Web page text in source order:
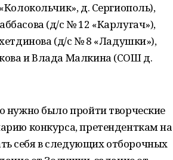
д. Сергиополь),
(д/с № 12 «Карлугач»),
(д/с № 8 «Ладушки»),
и Влада Малкина (СОШ д.
нужно было пройти творческие
конкурса, претенденткам на
себя в следующих отборочных